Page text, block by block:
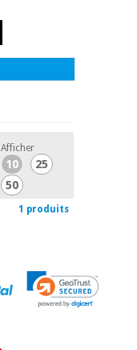
Afficher
10
25
50
1 produits